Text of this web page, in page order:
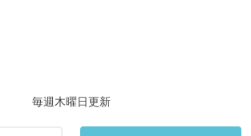
毎週木曜日更新